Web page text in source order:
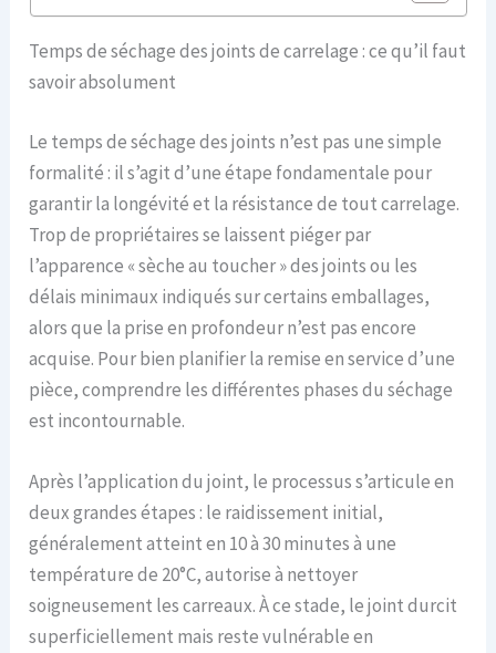
Temps de séchage des joints de carrelage : ce qu’il faut
savoir absolument
Le temps de séchage des joints n’est pas une simple
formalité : il s’agit d’une étape fondamentale pour
garantir la longévité et la résistance de tout carrelage.
Trop de propriétaires se laissent piéger par
l’apparence « sèche au toucher » des joints ou les
délais minimaux indiqués sur certains emballages,
alors que la prise en profondeur n’est pas encore
acquise. Pour bien planifier la remise en service d’une
pièce, comprendre les différentes phases du séchage
est incontournable.
Après l’application du joint, le processus s’articule en
deux grandes étapes : le raidissement initial,
généralement atteint en 10 à 30 minutes à une
température de 20°C, autorise à nettoyer
soigneusement les carreaux. À ce stade, le joint durcit
superficiellement mais reste vulnérable en